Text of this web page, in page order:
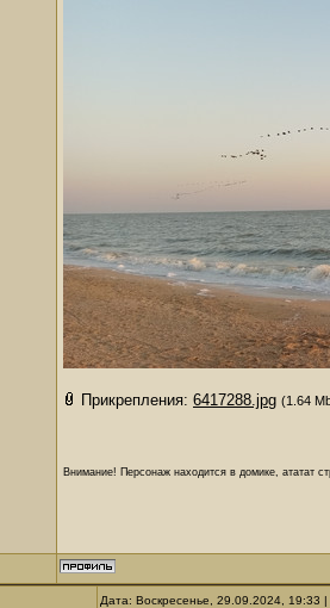
Прикрепления: 6417288.jpg (1.64
Внимание! Персонаж находится в домике, ататат
Дата: Воскресенье, 29.09.2024,